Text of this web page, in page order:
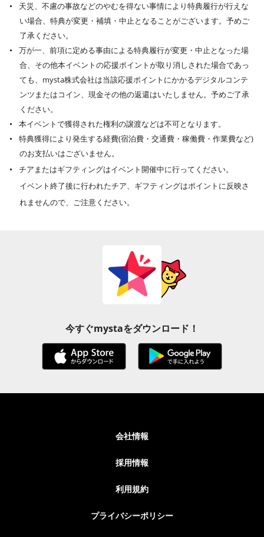
天災、不慮の事故などのやむを得ない事情により特典履行が行えな
い場合、特典が変更・補填・中止となることがございます。予めご
了承ください。
万が一、前項に定める事由による特典履行が変更・中止となった場
合、その他本イベントの応援ポイントが取り消しされた場合であっ
ても、mysta株式会社は当該応援ポイントにかかるデジタルコンテ
ンツまたはコイン、現金その他の返還はいたしません。予めご了承
ください。
本イベントで獲得された権利の譲渡などは不可となります。
特典獲得により発生する経費(宿泊費・交通費・稼働費・作業費など)
のお支払いはございません。
チアまたはギフティングはイベント開催中に行ってください。
イベント終了後に行われたチア、ギフティングはポイントに反映さ
れませんので、ご注意ください。
今すぐmystaをダウンロード！
会社情報
採用情報
利用規約
プライバシーポリシー